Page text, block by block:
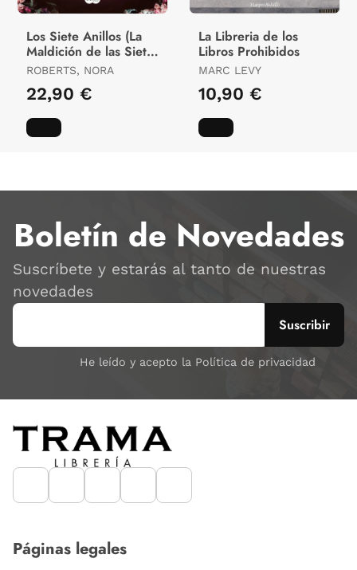
Los Siete Anillos (La
Maldición de las Siete
Novias 3)
ROBERTS, NORA
22,90 €
La Libreria de los
Libros Prohibidos
MARC LEVY
10,90 €
Boletín de Novedades
Suscríbete y estarás al tanto de nuestras
novedades
He leído y acepto la Política de privacidad
Páginas legales